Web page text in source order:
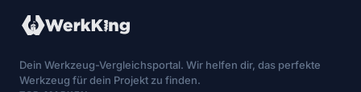
Dein Werkzeug-Vergleichsportal. Wir helfen dir, das perfekte
Werkzeug für dein Projekt zu finden.